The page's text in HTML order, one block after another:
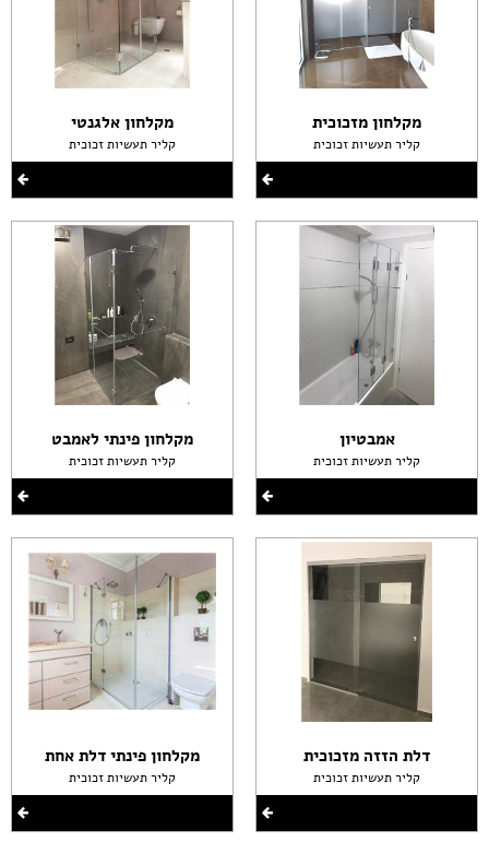
מקלחון מזכוכית
קליר תעשיות זכוכית
אמבטיון
קליר תעשיות זכוכית
דלת הזזה מזכוכית
קליר תעשיות זכוכית
מקלחון אלגנטי
קליר תעשיות זכוכית
מקלחון פינתי לאמבט
קליר תעשיות זכוכית
מקלחון פינתי דלת אחת
קליר תעשיות זכוכית